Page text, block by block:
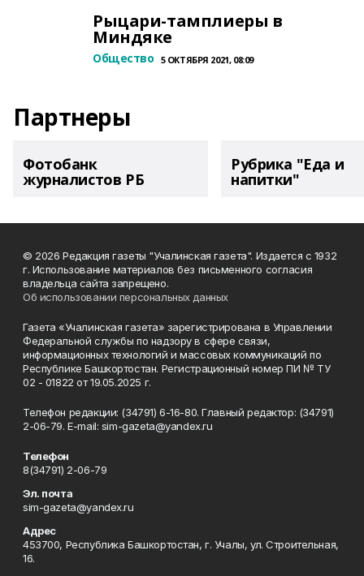
Рыцари-тамплиеры в
Миндяке
Общество 5 ОКТЯБРЯ 2021, 08:09
Партнеры
Фотобанк
журналистов РБ
Рубрика "Еда и
напитки"
© 2026 Редакция газеты "Учалинская газета". Издается с 1932
г. Использование материалов без письменного согласия
владельца сайта запрещено.
Об использовании персональных данных
Газета «Учалинская газета» зарегистрирована в Управлении
Федеральной службы по надзору в сфере связи,
информационных технологий и массовых коммуникаций по
Республике Башкортостан. Регистрационный номер ПИ № ТУ
02 - 01822 от 19.05.2025 г.
Телефон редакции: (34791) 6-16-80. Главный редактор: (34791)
2-06-79. Е-mаil: sim-gazeta@yandex.ru
Телефон
8(34791) 2-06-79
Эл. почта
sim-gazeta@yandex.ru
Адрес
453700, Республика Башкортостан, г. Учалы, ул. Строительная,
16.